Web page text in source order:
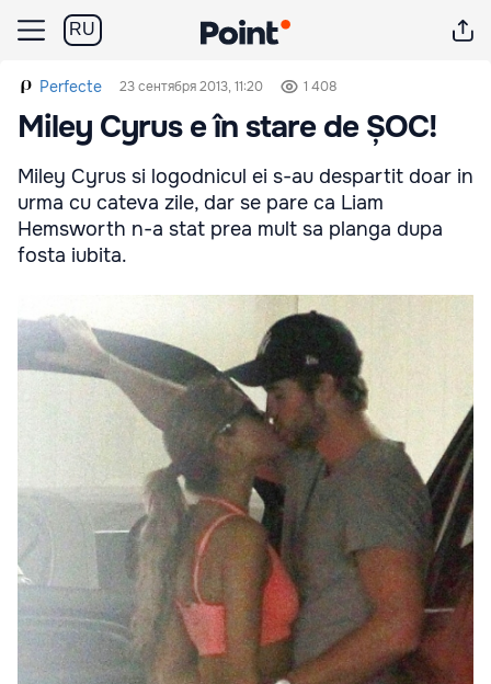
RU
Perfecte 23 сентября 2013, 11:20 1 408
Miley Cyrus e în stare de ȘOC!
Miley Cyrus si logodnicul ei s-au despartit doar in
urma cu cateva zile, dar se pare ca Liam
Hemsworth n-a stat prea mult sa planga dupa
fosta iubita.